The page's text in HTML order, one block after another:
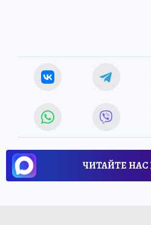
ЧИТАЙТЕ НАС